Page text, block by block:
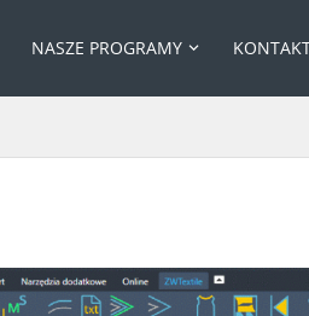
NASZE PROGRAMY